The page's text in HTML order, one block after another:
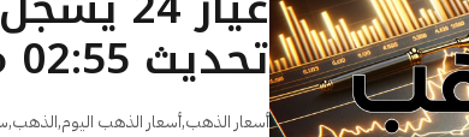
تحديث 02:55 مساءًا
أسعار الذهب,أسعار الذهب اليوم,الذهب,